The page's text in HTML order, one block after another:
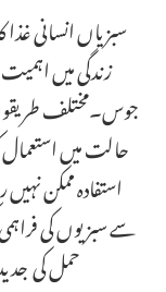
سبزیاں انسانی
زندگی میں
جوس۔مختلف
حالت میں
استفادہ ممکن
سے سبزیوں کی
حمل کی